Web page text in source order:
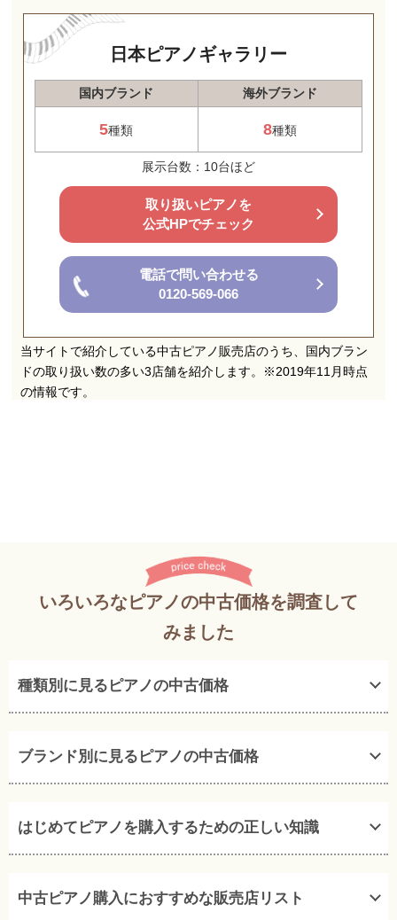
日本ピアノギャラリー
国内ブランド 海外ブランド
5種類 8種類
展示台数：10台ほど
取り扱いピアノを
公式HPでチェック
電話で問い合わせる
0120-569-066
いろいろなピアノの中古価格を調査して
みました
種類別に見るピアノの中古価格
ブランド別に見るピアノの中古価格
はじめてピアノを購入するための正しい知識
中古ピアノ購入におすすめな販売店リスト